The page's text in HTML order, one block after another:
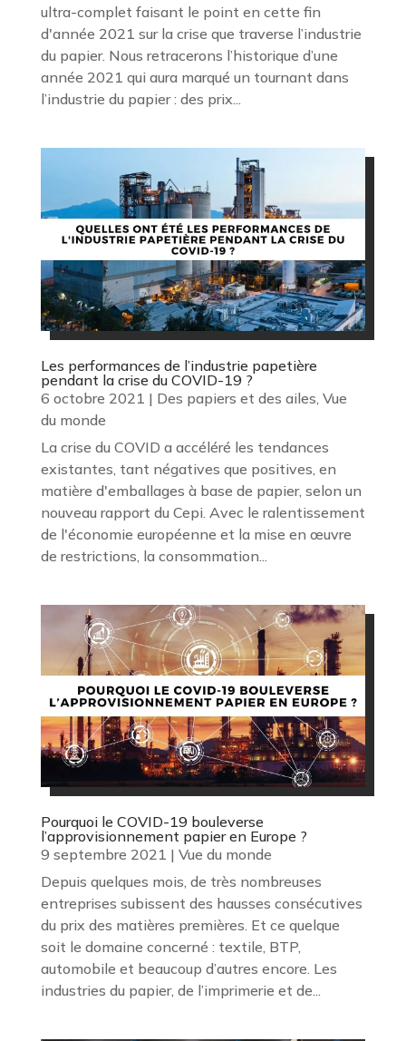
ultra-complet faisant le point en cette fin
d'année 2021 sur la crise que traverse l’industrie
du papier. Nous retracerons l’historique d’une
année 2021 qui aura marqué un tournant dans
l’industrie du papier : des prix...
Les performances de l’industrie papetière
pendant la crise du COVID-19 ?
6 octobre 2021 | Des papiers et des ailes Vue
du monde
La crise du COVID a accéléré les tendances
existantes, tant négatives que positives, en
matière d'emballages à base de papier, selon un
nouveau rapport du Cepi. Avec le ralentissement
de l'économie européenne et la mise en œuvre
de restrictions, la consommation...
Pourquoi le COVID-19 bouleverse
l’approvisionnement papier en Europe ?
9 septembre 2021 | Vue du monde
Depuis quelques mois, de très nombreuses
entreprises subissent des hausses consécutives
du prix des matières premières. Et ce quelque
soit le domaine concerné : textile, BTP,
automobile et beaucoup d’autres encore. Les
industries du papier, de l’imprimerie et de...